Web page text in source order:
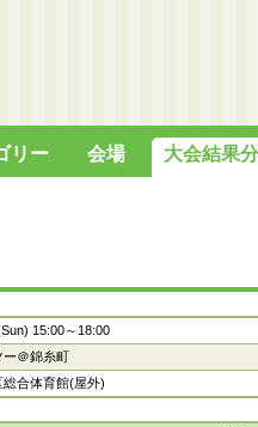
リー 会場 大会結果
15:00～18:00
ー＠錦糸町
総合体育館(屋外)